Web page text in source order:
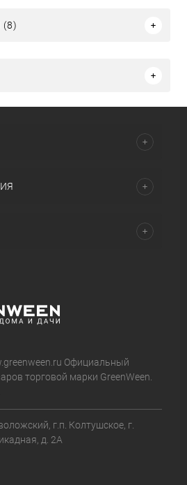
Официальный
торговой марки GreenWeen.
г.п. Колтушское, г.
д. 2А